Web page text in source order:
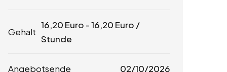
Gehalt
16,20 Euro -16,20 Euro /
Stunde
Angebotsende 02/10/2026